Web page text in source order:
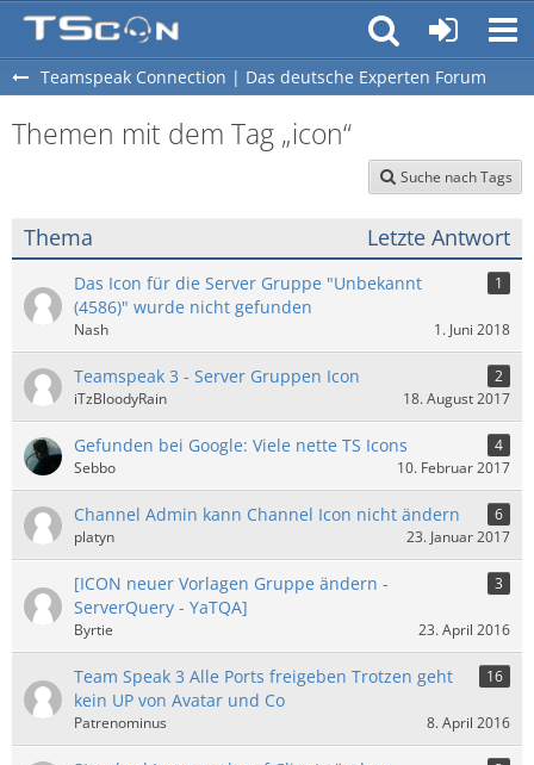
Teamspeak Connection | Das deutsche Experten Forum
Themen mit dem Tag „icon“
Suche nach Tags
Thema Letzte Antwort
Das Icon für die Server Gruppe "Unbekannt
(4586)" wurde nicht gefunden
1
Nash 1. Juni 2018
Teamspeak 3 - Server Gruppen Icon
2
iTzBloodyRain
18. August 2017
Gefunden bei Google: Viele nette TS Icons
4
Sebbo
10. Februar 2017
Channel Admin kann Channel Icon nicht ändern
6
platyn
23. Januar 2017
[ICON neuer Vorlagen Gruppe ändern -
ServerQuery - YaTQA]
3
Byrtie 23. April 2016
Team Speak 3 Alle Ports freigeben Trotzen geht
kein UP von Avatar und Co
16
Patrenominus 8. April 2016